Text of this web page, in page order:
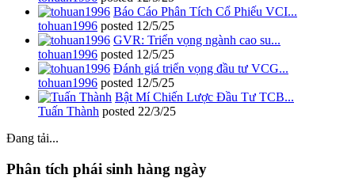
Báo Cáo Phân Tích Cổ Phiếu VCI...
tohuan1996 posted 12/5/25
GVR: Triển vọng ngành cao su...
tohuan1996 posted 12/5/25
Đánh giá triển vọng đầu tư VCG...
tohuan1996 posted 12/5/25
Bật Mí Chiến Lược Đầu Tư TCB...
Tuấn Thành posted 22/3/25
Đang tải...
Phân tích phái sinh hàng ngày